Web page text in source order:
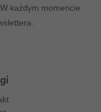
każdym momencie